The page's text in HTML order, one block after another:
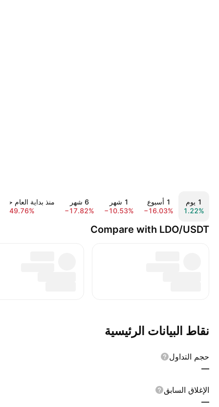
‎‎1‎ يوم
1.22%
‎1‎ أسبوع
−16.03%
‎1‎ شهر
−10.53%
‎6‎ شهر
−17.82%
منذ بداية العام
−49.76%
Compare with LDO/USDT
نقاط البيانات الرئيسية
حجم التداول
—
الإغلاق السابق
—